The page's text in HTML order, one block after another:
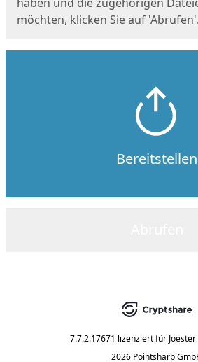
möchten, klicken Sie auf 'Abrufen'.
Bereitstellen
7.7.2.17671 lizenziert für
2026 Pointsharp